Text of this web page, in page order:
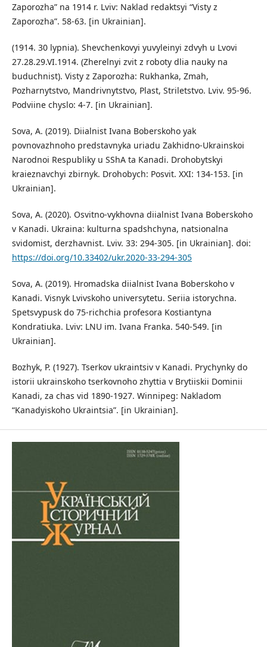
Zaporozha” na 1914 r. Lviv: Naklad redaktsyi “Visty z
Zaporozha”. 58-63. [in Ukrainian].
(1914. 30 lypnia). Shevchenkovyi yuvyleinyi zdvyh u Lvovi
27.28.29.VI.1914. (Zherelnyi zvit z roboty dlia nauky na
buduchnist). Visty z Zaporozha: Rukhanka, Zmah,
Pozharnytstvo, Mandrivnytstvo, Plast, Striletstvo. Lviv. 95-96.
Podviine chyslo: 4-7. [in Ukrainian].
Sova, A. (2019). Diialnist Ivana Boberskoho yak
povnovazhnoho predstavnyka uriadu Zakhidno-Ukrainskoi
Narodnoi Respubliky u SShA ta Kanadi. Drohobytskyi
kraieznavchyi zbirnyk. Drohobych: Posvit. XXI: 134-153. [in
Ukrainian].
Sova, A. (2020). Osvitno-vykhovna diialnist Ivana Boberskoho
v Kanadi. Ukraina: kulturna spadshchyna, natsionalna
svidomist, derzhavnist. Lviv. 33: 294-305. [in Ukrainian]. doi:
https://doi.org/10.33402/ukr.2020-33-294-305
Sova, A. (2019). Hromadska diialnist Ivana Boberskoho v
Kanadi. Visnyk Lvivskoho universytetu. Seriia istorychna.
Spetsvypusk do 75-richchia profesora Kostiantyna
Kondratiuka. Lviv: LNU im. Ivana Franka. 540-549. [in
Ukrainian].
Bozhyk, P. (1927). Tserkov ukraintsiv v Kanadi. Prychynky do
istorii ukrainskoho tserkovnoho zhyttia v Brytiiskii Dominii
Kanadi, za chas vid 1890-1927. Winnipeg: Nakladom
“Kanadyiskoho Ukraintsia”. [in Ukrainian].